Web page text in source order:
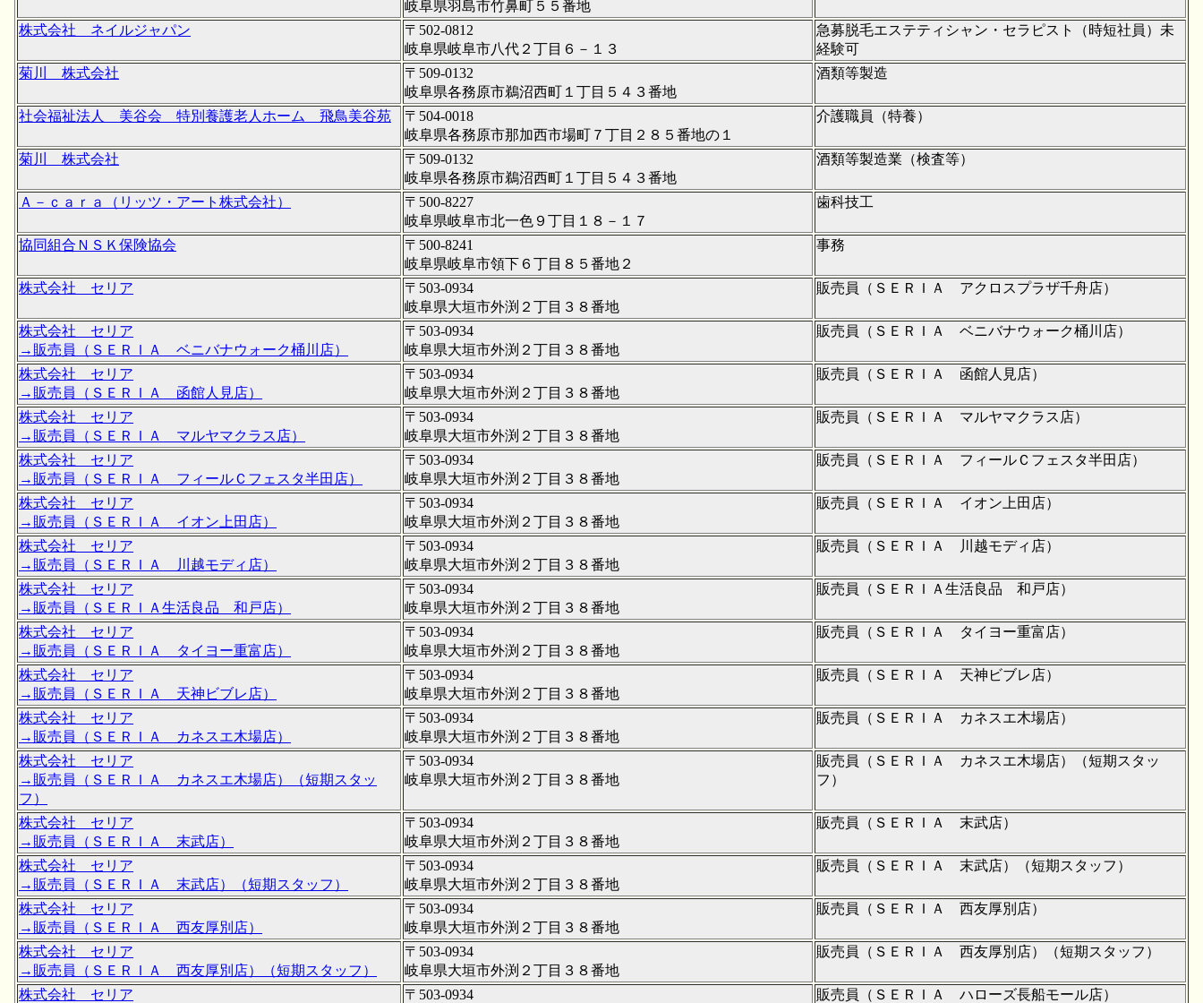
岐阜県羽島市竹鼻町５５番地
株式会社 ネイルジャパン
〒502-0812
岐阜県岐阜市八代２丁目６－１３
急募脱毛エステティシャン・セラピスト（時短社員）未
経験可
菊川 株式会社
〒509-0132
岐阜県各務原市鵜沼西町１丁目５４３番地
酒類等製造
社会福祉法人 美谷会 特別養護老人ホーム 飛鳥美谷苑
〒504-0018
岐阜県各務原市那加西市場町７丁目２８５番地の１
介護職員（特養）
菊川 株式会社
〒509-0132
岐阜県各務原市鵜沼西町１丁目５４３番地
酒類等製造業（検査等）
Ａ－ｃａｒａ（リッツ・アート株式会社）
〒500-8227
岐阜県岐阜市北一色９丁目１８－１７
歯科技工
協同組合ＮＳＫ保険協会
〒500-8241
岐阜県岐阜市領下６丁目８５番地２
事務
株式会社 セリア
〒503-0934
岐阜県大垣市外渕２丁目３８番地
販売員（ＳＥＲＩＡ アクロスプラザ千舟店）
株式会社 セリア
→販売員（ＳＥＲＩＡ ベニバナウォーク桶川店）
〒503-0934
岐阜県大垣市外渕２丁目３８番地
販売員（ＳＥＲＩＡ ベニバナウォーク桶川店）
株式会社 セリア
→販売員（ＳＥＲＩＡ 函館人見店）
〒503-0934
岐阜県大垣市外渕２丁目３８番地
販売員（ＳＥＲＩＡ 函館人見店）
株式会社 セリア
→販売員（ＳＥＲＩＡ マルヤマクラス店）
〒503-0934
岐阜県大垣市外渕２丁目３８番地
販売員（ＳＥＲＩＡ マルヤマクラス店）
株式会社 セリア
→販売員（ＳＥＲＩＡ フィールＣフェスタ半田店）
〒503-0934
岐阜県大垣市外渕２丁目３８番地
販売員（ＳＥＲＩＡ フィールＣフェスタ半田店）
株式会社 セリア
→販売員（ＳＥＲＩＡ イオン上田店）
〒503-0934
岐阜県大垣市外渕２丁目３８番地
販売員（ＳＥＲＩＡ イオン上田店）
株式会社 セリア
→販売員（ＳＥＲＩＡ 川越モディ店）
〒503-0934
岐阜県大垣市外渕２丁目３８番地
販売員（ＳＥＲＩＡ 川越モディ店）
株式会社 セリア
→販売員（ＳＥＲＩＡ生活良品 和戸店）
〒503-0934
岐阜県大垣市外渕２丁目３８番地
販売員（ＳＥＲＩＡ生活良品 和戸店）
株式会社 セリア
→販売員（ＳＥＲＩＡ タイヨー重富店）
〒503-0934
岐阜県大垣市外渕２丁目３８番地
販売員（ＳＥＲＩＡ タイヨー重富店）
株式会社 セリア
→販売員（ＳＥＲＩＡ 天神ビブレ店）
〒503-0934
岐阜県大垣市外渕２丁目３８番地
販売員（ＳＥＲＩＡ 天神ビブレ店）
株式会社 セリア
→販売員（ＳＥＲＩＡ カネスエ木場店）
〒503-0934
岐阜県大垣市外渕２丁目３８番地
販売員（ＳＥＲＩＡ カネスエ木場店）
株式会社 セリア
→販売員（ＳＥＲＩＡ カネスエ木場店）（短期スタッ
フ）
〒503-0934
岐阜県大垣市外渕２丁目３８番地
販売員（ＳＥＲＩＡ カネスエ木場店）（短期スタッ
フ）
株式会社 セリア
→販売員（ＳＥＲＩＡ 末武店）
〒503-0934
岐阜県大垣市外渕２丁目３８番地
販売員（ＳＥＲＩＡ 末武店）
株式会社 セリア
→販売員（ＳＥＲＩＡ 末武店）（短期スタッフ）
〒503-0934
岐阜県大垣市外渕２丁目３８番地
販売員（ＳＥＲＩＡ 末武店）（短期スタッフ）
株式会社 セリア
→販売員（ＳＥＲＩＡ 西友厚別店）
〒503-0934
岐阜県大垣市外渕２丁目３８番地
販売員（ＳＥＲＩＡ 西友厚別店）
株式会社 セリア
→販売員（ＳＥＲＩＡ 西友厚別店）（短期スタッフ）
〒503-0934
岐阜県大垣市外渕２丁目３８番地
販売員（ＳＥＲＩＡ 西友厚別店）（短期スタッフ）
株式会社 セリア
〒503-0934
販売員（ＳＥＲＩＡ ハローズ長船モール店）